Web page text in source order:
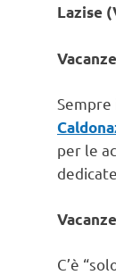
Lazise
per le
C’è